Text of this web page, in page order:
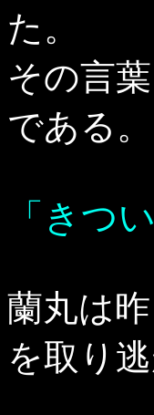
た。
その言
である。
「きつ
蘭丸は
を取り